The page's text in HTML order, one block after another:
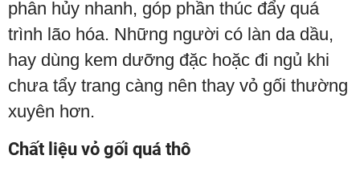
phân hủy nhanh, góp phần thúc đẩy quá
trình lão hóa. Những người có làn da dầu,
hay dùng kem dưỡng đặc hoặc đi ngủ khi
chưa tẩy trang càng nên thay vỏ gối thường
xuyên hơn.
Chất liệu vỏ gối quá thô